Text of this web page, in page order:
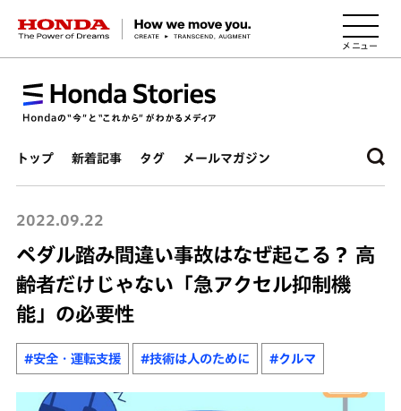
HONDA The Power of Dreams
トップ 新着記事 タグ メールマガジン
2022.09.22
ペダル踏み間違い事故はなぜ起こる？ 高
齢者だけじゃない「急アクセル抑制機
能」の必要性
#安全・運転支援 #技術は人のために #クルマ